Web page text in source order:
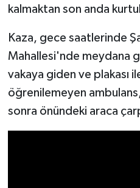
kalmaktan son anda
Kaza, gece saatlerinde
Mahallesi'nde meydana
vakaya giden ve plakası
öğrenilemeyen
sonra önündeki araca
Yaşam
Yeme-İçme
Yemek